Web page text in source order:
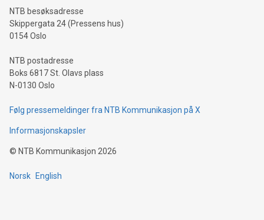
NTB besøksadresse
Skippergata 24 (Pressens hus)
0154 Oslo
NTB postadresse
Boks 6817 St. Olavs plass
N-0130 Oslo
Følg pressemeldinger fra NTB Kommunikasjon på X
Informasjonskapsler
© NTB Kommunikasjon 2026
Norsk English